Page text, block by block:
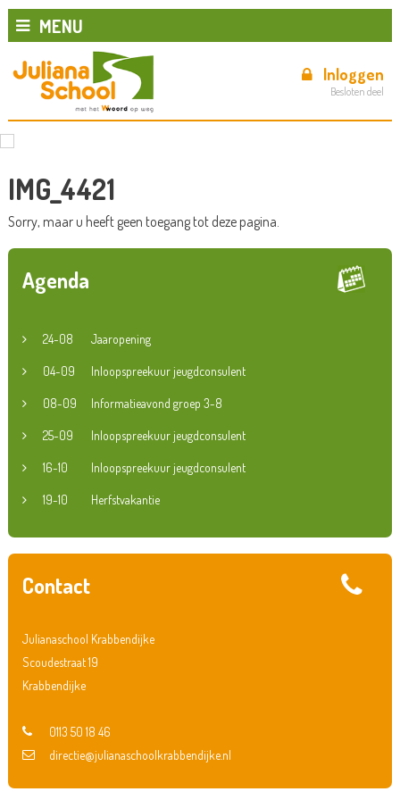
MENU
Inloggen
Besloten deel
IMG_4421
Sorry, maar u heeft geen toegang tot deze pagina.
Agenda
24-08 Jaaropening
04-09 Inloopspreekuur jeugdconsulent
08-09 Informatieavond groep 3-8
25-09 Inloopspreekuur jeugdconsulent
16-10 Inloopspreekuur jeugdconsulent
19-10 Herfstvakantie
Contact
Julianaschool Krabbendijke
Scoudestraat 19
Krabbendijke
0113 50 18 46
directie@julianaschoolkrabbendijke.nl